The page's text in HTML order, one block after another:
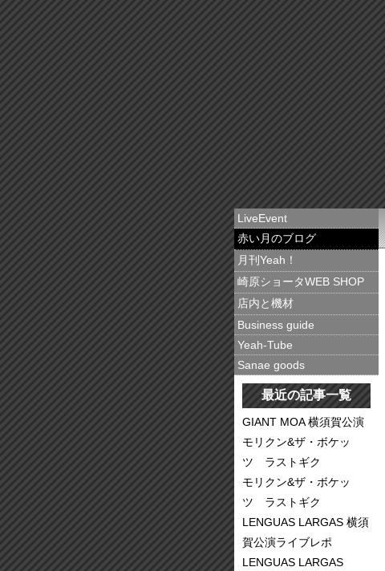
LiveEvent
赤い月のブログ
月刊Yeah！
崎原ショータWEB SHOP
店内と機材
Business guide
Yeah-Tube
Sanae goods
最近の記事一覧
GIANT MOA 横須賀公演
モリクン&ザ・ボケッ
ツ ラストギク
モリクン&ザ・ボケッ
ツ ラストギク
LENGUAS LARGAS 横須
賀公演ライブレポ
LENGUAS LARGAS